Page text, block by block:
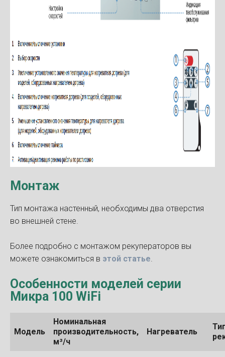
Монтаж
Тип монтажа настенный, необходимы два отверстия
во внешней стене.
Более подробно с монтажом рекуператоров вы
можете ознакомиться в этой статье.
Особенности моделей серии
Микра 100 WiFi
Модель
Номинальная
производительность,
м³/ч
Нагреватель